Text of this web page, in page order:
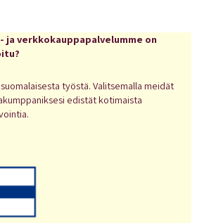
ja verkkokauppapalvelumme on
työstä. Valitsemalla meidät
edistät kotimaista